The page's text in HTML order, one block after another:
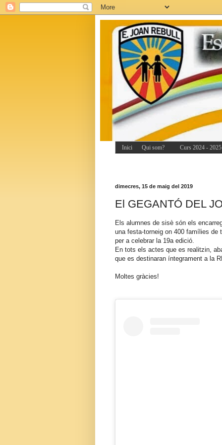
Inici Qui som? Curs 2024 - 2025
dimecres, 15 de maig del 2019
El GEGANTÓ DEL
Els alumnes de sisè són els
una festa-torneig on 400 famílies de
per a celebrar la 19a edició.
En tots els actes que es realitzin,
que es destinaran íntegrament a la
Moltes gràcies!